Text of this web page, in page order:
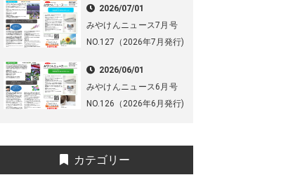
2026/07/01
みやけんニュース7月号
NO.127（2026年7月発行)
2026/06/01
みやけんニュース6月号
NO.126（2026年6月発行)
カテゴリー